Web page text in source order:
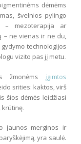
dėmėms
švelnios pylingo
– mezoterapija ar
– ne vienas ir ne du,
technologijos
vizito pas jį metu.
žmonėms įgimtos
srities: kaktos, virš
šios dėmės leidžiasi
krūtinę.
jaunos merginos ir
yra saulė.